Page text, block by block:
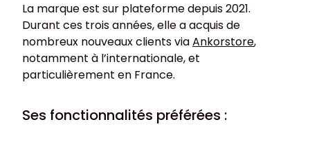
La marque est sur plateforme depuis 2021.
Durant ces trois années, elle a acquis de
nombreux nouveaux clients viaAnkorstore,
notamment à l’internationale, et
particulièrement en France.
Ses fonctionnalités préférées :